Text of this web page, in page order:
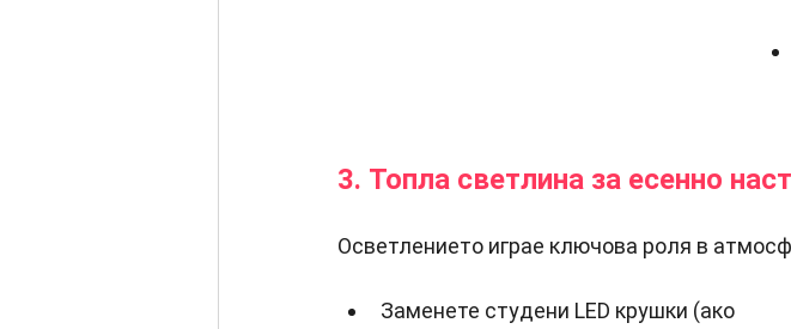
3. Топла светлина за есенно
Осветлението играе ключова роля в
Заменете студени LED крушки (ако